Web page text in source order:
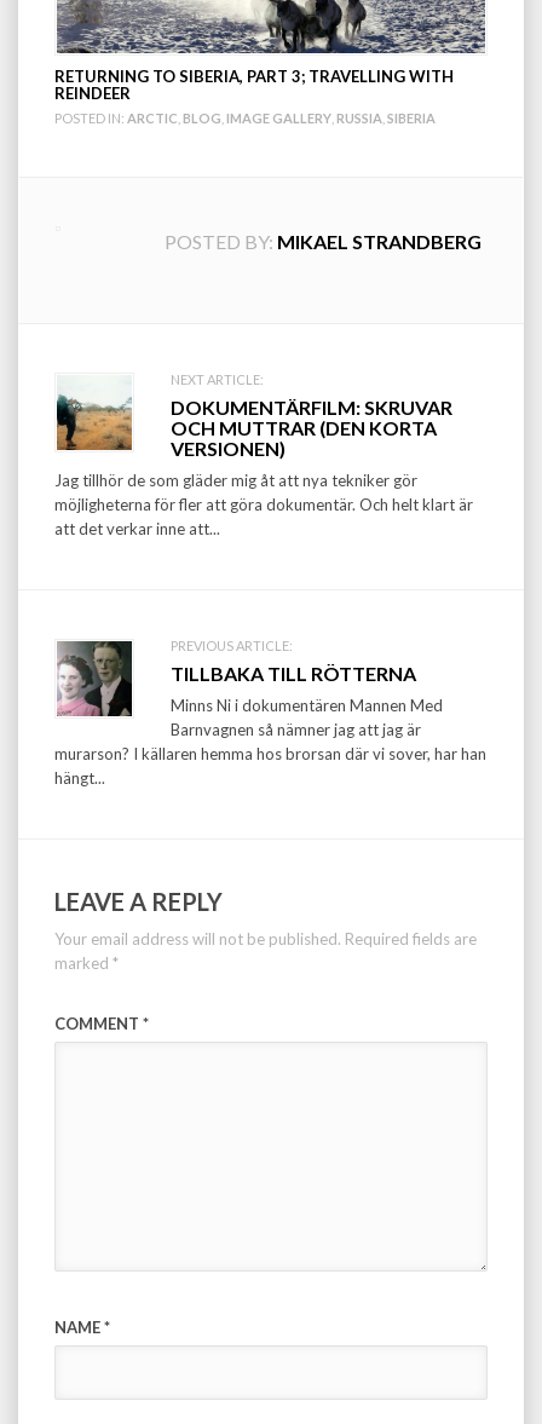
RETURNING TO SIBERIA, PART 3; TRAVELLING WITH
REINDEER
POSTED IN: ARCTIC BLOG IMAGE GALLERY RUSSIA SIBERIA
POSTED BY: MIKAEL STRANDBERG
Post
navigation
NEXT ARTICLE:
DOKUMENTÄRFILM: SKRUVAR
OCH MUTTRAR (DEN KORTA
VERSIONEN)
Jag tillhör de som gläder mig åt att nya tekniker gör
möjligheterna för fler att göra dokumentär. Och helt klart är
att det verkar inne att...
PREVIOUS ARTICLE:
TILLBAKA TILL RÖTTERNA
Minns Ni i dokumentären Mannen Med
Barnvagnen så nämner jag att jag är
murarson? I källaren hemma hos brorsan där vi sover, har han
hängt...
LEAVE A REPLY
Your email address will not be published. Required fields are
marked *
COMMENT *
NAME*